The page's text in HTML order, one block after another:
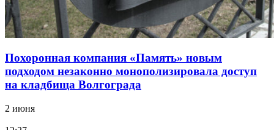
Похоронная компания «Память» новым
подходом незаконно монополизировала доступ
на кладбища Волгограда
2 июня